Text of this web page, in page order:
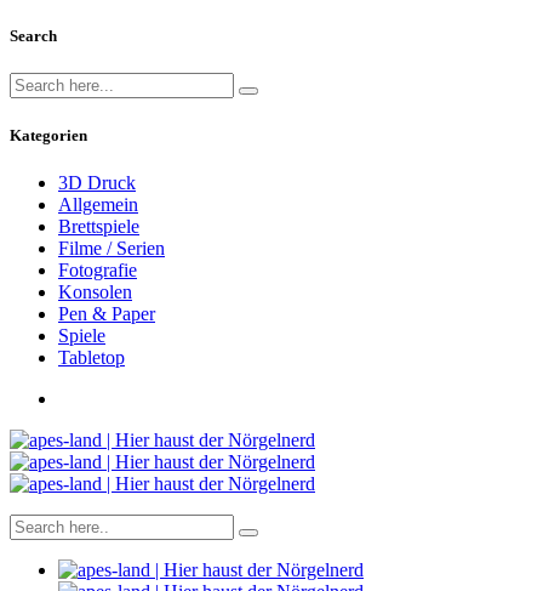
Search
Kategorien
3D Druck
Allgemein
Brettspiele
Filme / Serien
Fotografie
Konsolen
Pen & Paper
Spiele
Tabletop